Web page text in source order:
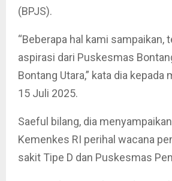
(BPJS).
“Beberapa hal kami sampaikan,
aspirasi dari Puskesmas
Bontang Utara,” kata dia kepada
15 Juli 2025.
Saeful bilang, dia
Kemenkes RI perihal wacana
sakit Tipe D dan Puskesmas